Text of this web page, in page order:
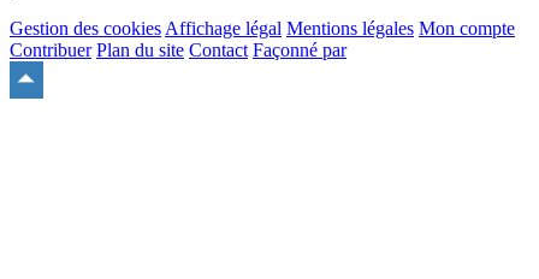
Gestion des cookies Affichage légal Mentions légales Mon compte
Contribuer Plan du site Contact Façonné par